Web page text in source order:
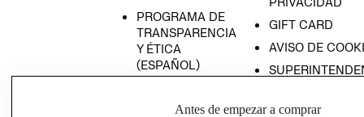
PROGRAMA DE
TRANSPARENCIA
Y ÉTICA
(ESPAÑOL)
TRANSPARENCIA
GIFT CARD
AVISO DE
Antes de empezar a comprar